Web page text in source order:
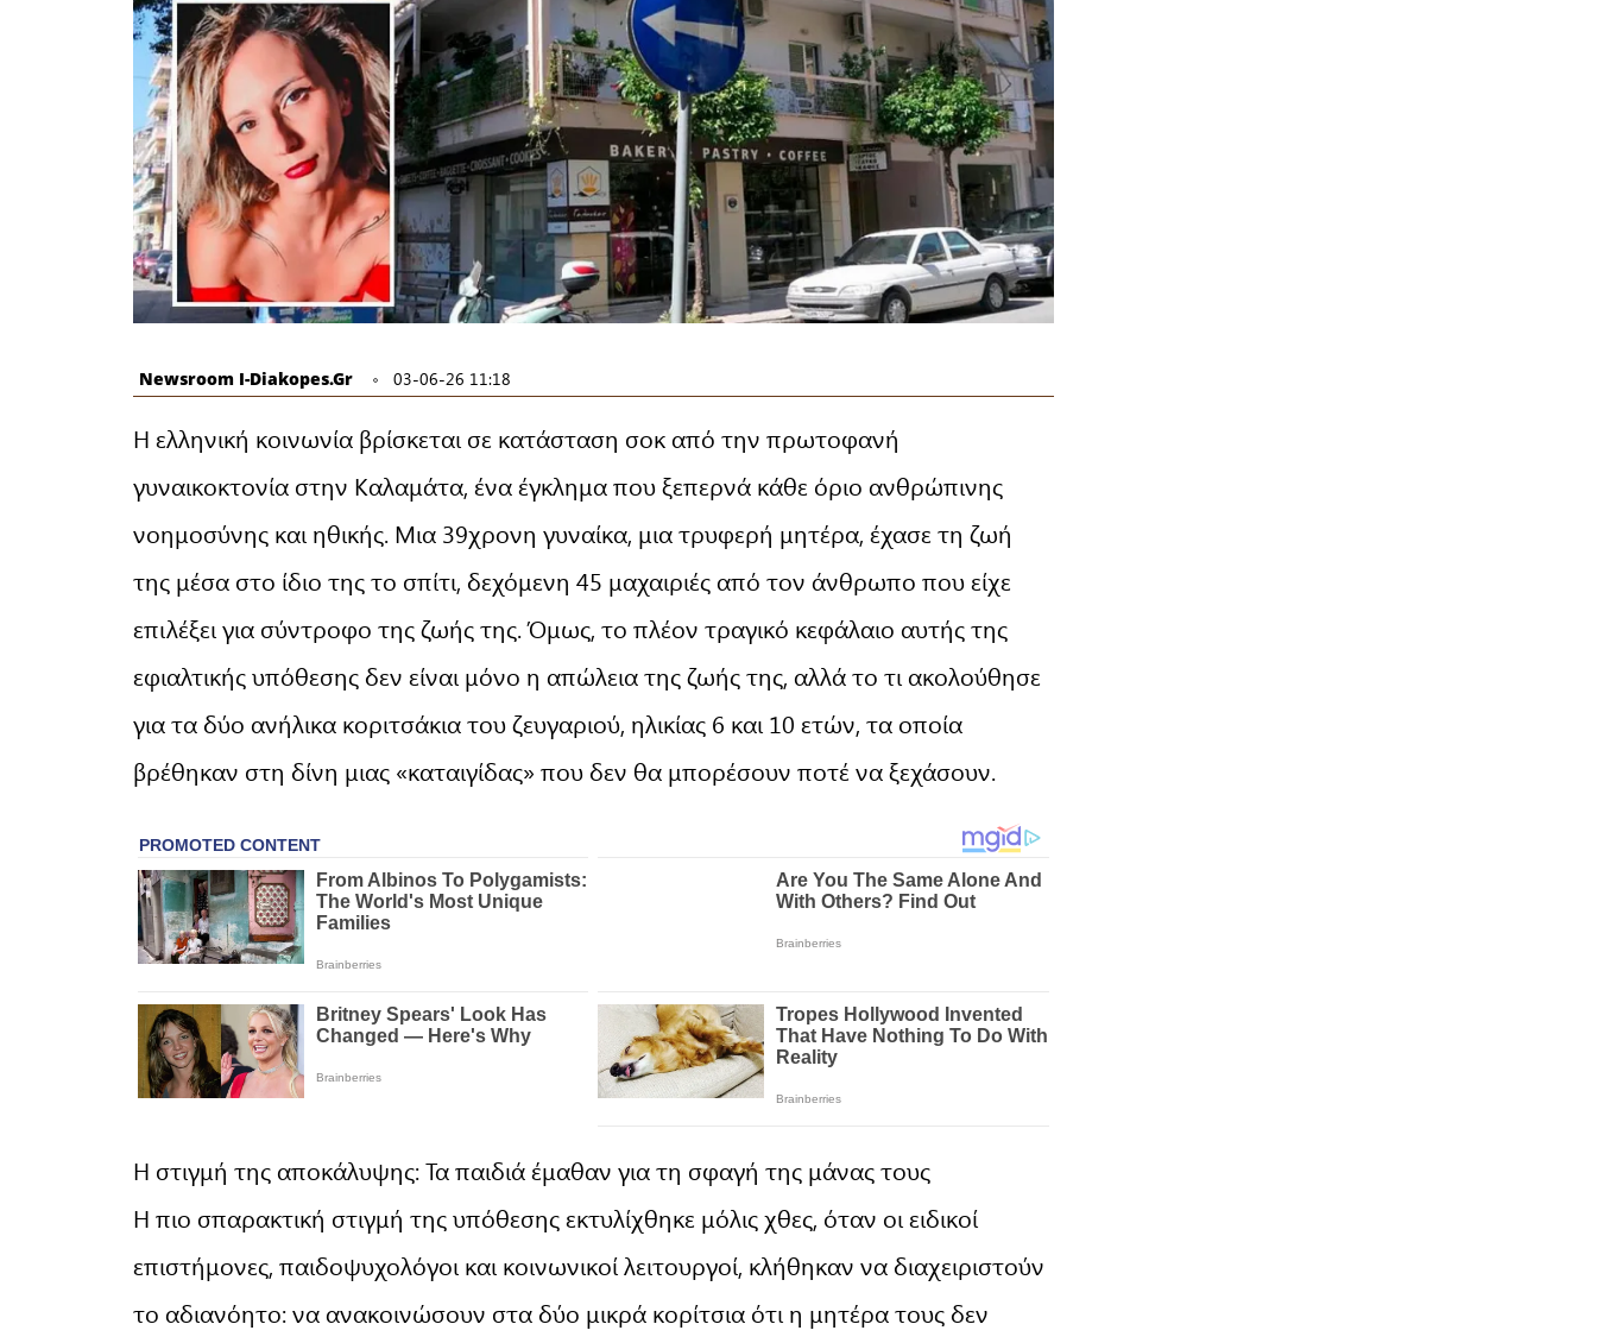
Newsroom I-Diakopes.gr 03-06-26 11:18
Η ελληνική κοινωνία βρίσκεται σε κατάσταση σοκ από την πρωτοφανή
γυναικοκτονία στην Καλαμάτα, ένα έγκλημα που ξεπερνά κάθε όριο ανθρώπινης
νοημοσύνης και ηθικής. Μια 39χρονη γυναίκα, μια τρυφερή μητέρα, έχασε τη ζωή
της μέσα στο ίδιο της το σπίτι, δεχόμενη 45 μαχαιριές από τον άνθρωπο που είχε
επιλέξει για σύντροφο της ζωής της. Όμως, το πλέον τραγικό κεφάλαιο αυτής της
εφιαλτικής υπόθεσης δεν είναι μόνο η απώλεια της ζωής της, αλλά το τι ακολούθησε
για τα δύο ανήλικα κοριτσάκια του ζευγαριού, ηλικίας 6 και 10 ετών, τα οποία
βρέθηκαν στη δίνη μιας «καταιγίδας» που δεν θα μπορέσουν ποτέ να ξεχάσουν.
Η στιγμή της αποκάλυψης: Τα παιδιά έμαθαν για τη σφαγή της μάνας τους
Η πιο σπαρακτική στιγμή της υπόθεσης εκτυλίχθηκε μόλις χθες, όταν οι ειδικοί
επιστήμονες, παιδοψυχολόγοι και κοινωνικοί λειτουργοί, κλήθηκαν να διαχειριστούν
το αδιανόητο: να ανακοινώσουν στα δύο μικρά κορίτσια ότι η μητέρα τους δεν